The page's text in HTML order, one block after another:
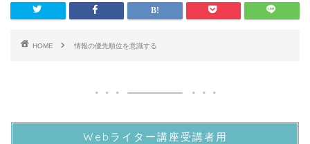
HOME 情報の優先順位を意識する
Webライター講座受講者用